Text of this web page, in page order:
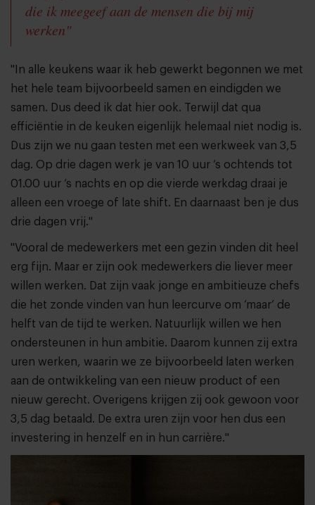
die ik meegeef aan de mensen die bij mij
werken"
"In alle keukens waar ik heb gewerkt begonnen we met
het hele team bijvoorbeeld samen en eindigden we
samen. Dus deed ik dat hier ook. Terwijl dat qua
efficiëntie in de keuken eigenlijk helemaal niet nodig is.
Dus zijn we nu gaan testen met een werkweek van 3,5
dag. Op drie dagen werk je van 10 uur ‘s ochtends tot
01.00 uur ‘s nachts en op die vierde werkdag draai je
alleen een vroege of late shift. En daarnaast ben je dus
drie dagen vrij."
"Vooral de medewerkers met een gezin vinden dit heel
erg fijn. Maar er zijn ook medewerkers die liever meer
willen werken. Dat zijn vaak jonge en ambitieuze chefs
die het zonde vinden van hun leercurve om ‘maar’ de
helft van de tijd te werken. Natuurlijk willen we hen
ondersteunen in hun ambitie. Daarom kunnen zij extra
uren werken, waarin we ze bijvoorbeeld laten werken
aan de ontwikkeling van een nieuw product of een
nieuw gerecht. Overigens krijgen zij ook gewoon voor
3,5 dag betaald. De extra uren zijn voor hen dus een
investering in henzelf en in hun carrière."